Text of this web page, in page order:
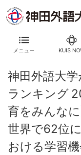
メニュー KUIS
神田外語大学
ランキング
育をみんなに
世界で62位
おける学習